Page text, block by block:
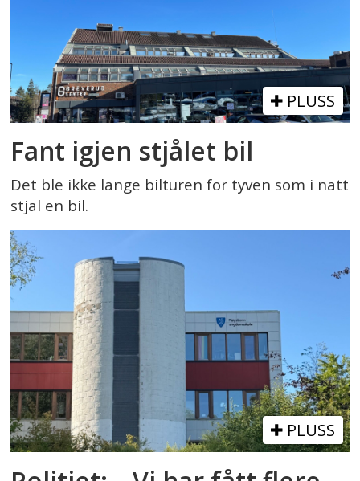
PLUSS
Fant igjen stjålet bil
Det ble ikke lange bilturen for tyven som i natt
stjal en bil.
PLUSS